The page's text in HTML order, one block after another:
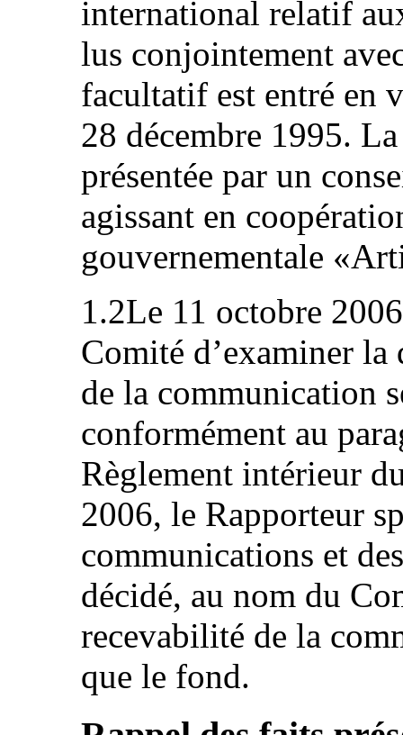
international relatif
lus conjointement
facultatif est entré en
28 décembre 1995.
présentée par un
agissant en
gouvernementale
1.2Le 11 octobre
Comité d’examiner
de la communication
conformément au
Règlement intérieur
2006, le Rapporteur
communications et
décidé, au nom du
recevabilité de la
que le fond.